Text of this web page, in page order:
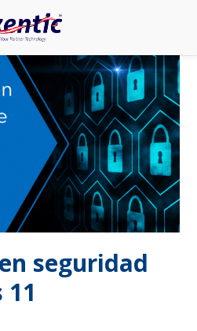
seguridad